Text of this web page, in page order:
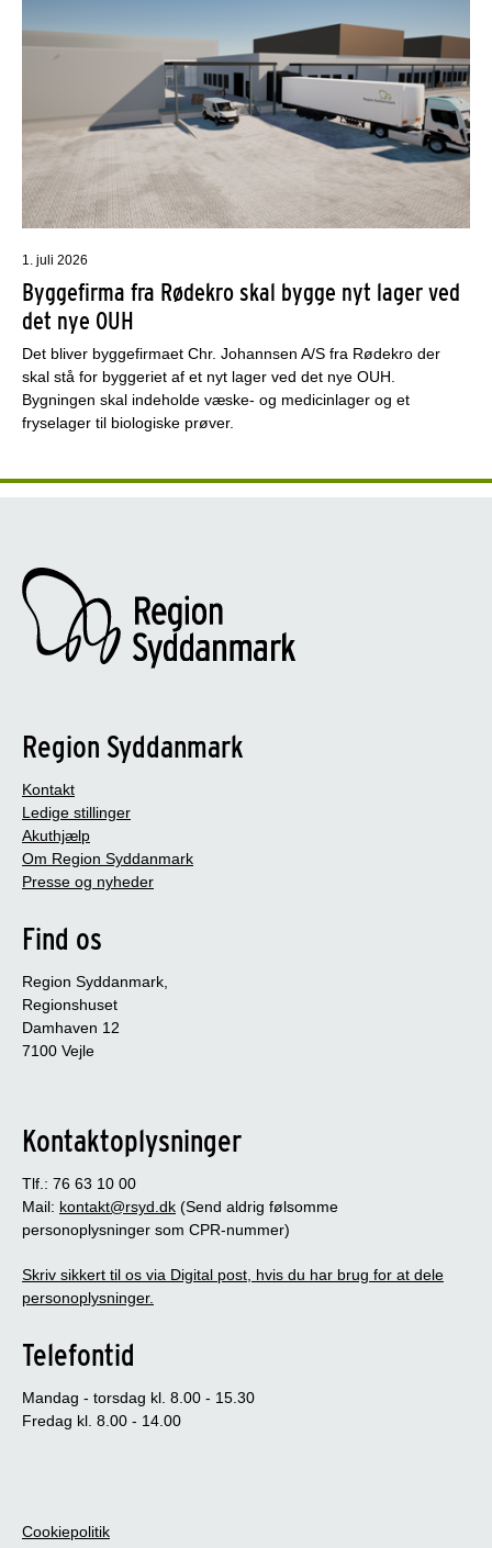
1. juli 2026
Byggefirma fra Rødekro skal bygge nyt lager ved
det nye OUH
Det bliver byggefirmaet Chr. Johannsen A/S fra Rødekro der
skal stå for byggeriet af et nyt lager ved det nye OUH.
Bygningen skal indeholde væske- og medicinlager og et
fryselager til biologiske prøver.
Region Syddanmark
Kontakt
Ledige stillinger
Akuthjælp
Om Region Syddanmark
Presse og nyheder
Find os
Region Syddanmark,
Regionshuset
Damhaven 12
7100 Vejle
Kontaktoplysninger
Tlf.: 76 63 10 00
Mail: kontakt@rsyd.dk (Send aldrig følsomme
personoplysninger som CPR-nummer)
Skriv sikkert til os via Digital post, hvis du har brug for at dele
personoplysninger.
Telefontid
Mandag - torsdag kl. 8.00 - 15.30
Fredag kl. 8.00 - 14.00
Cookiepolitik